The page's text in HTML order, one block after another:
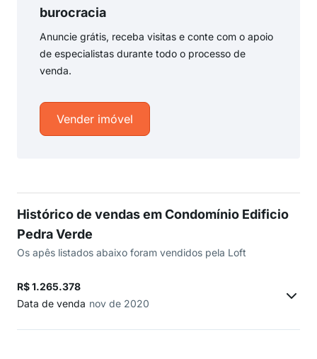
burocracia
Anuncie grátis, receba visitas e conte com o apoio
de especialistas durante todo o processo de
venda.
Vender imóvel
Histórico de vendas em Condomínio Edificio
Pedra Verde
Os apês listados abaixo foram vendidos pela Loft
R$ 1.265.378
Data de venda nov de 2020